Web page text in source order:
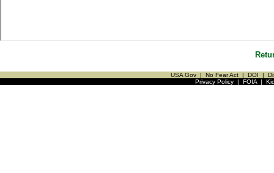
USA Gov | No Fear Act | DOI |
Privacy Policy| FOIA|